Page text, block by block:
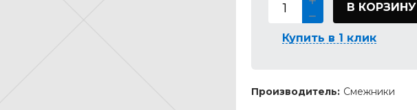
В КОРЗИНУ
Купить в 1 клик
Производитель: Смежники